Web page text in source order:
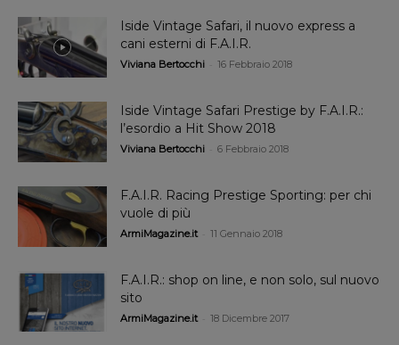
Iside Vintage Safari, il nuovo express a
cani esterni di F.A.I.R.
Viviana Bertocchi 16 Febbraio 2018
Iside Vintage Safari Prestige by F.A.I.R.:
l’esordio a Hit Show 2018
Viviana Bertocchi 6 Febbraio 2018
F.A.I.R. Racing Prestige Sporting: per chi
vuole di più
ArmiMagazine.it 11 Gennaio 2018
F.A.I.R.: shop on line, e non solo, sul nuovo
sito
ArmiMagazine.it 18 Dicembre 2017